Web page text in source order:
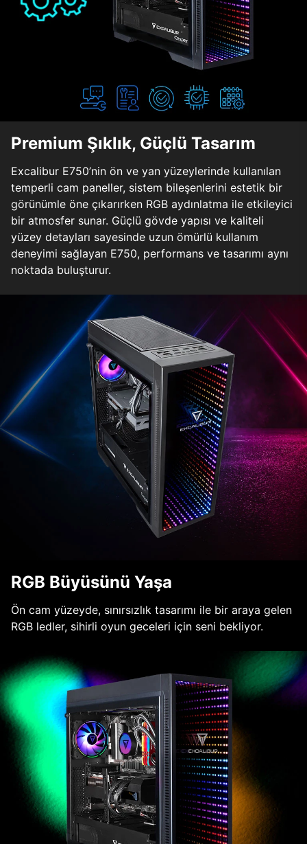
Premium Şıklık, Güçlü Tasarım
Excalibur E750’nin ön ve yan yüzeylerinde kullanılan
temperli cam paneller, sistem bileşenlerini estetik bir
görünümle öne çıkarırken RGB aydınlatma ile etkileyici
bir atmosfer sunar. Güçlü gövde yapısı ve kaliteli
yüzey detayları sayesinde uzun ömürlü kullanım
deneyimi sağlayan E750, performans ve tasarımı aynı
noktada buluşturur.
RGB Büyüsünü Yaşa
Ön cam yüzeyde, sınırsızlık tasarımı ile bir araya gelen
RGB ledler, sihirli oyun geceleri için seni bekliyor.